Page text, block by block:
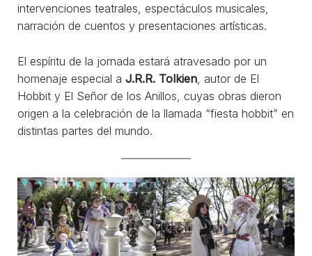
intervenciones teatrales, espectáculos musicales,
narración de cuentos y presentaciones artísticas.
El espíritu de la jornada estará atravesado por un
homenaje especial a J.R.R. Tolkien , autor de El
Hobbit y El Señor de los Anillos, cuyas obras dieron
origen a la celebración de la llamada “fiesta hobbit” en
distintas partes del mundo.